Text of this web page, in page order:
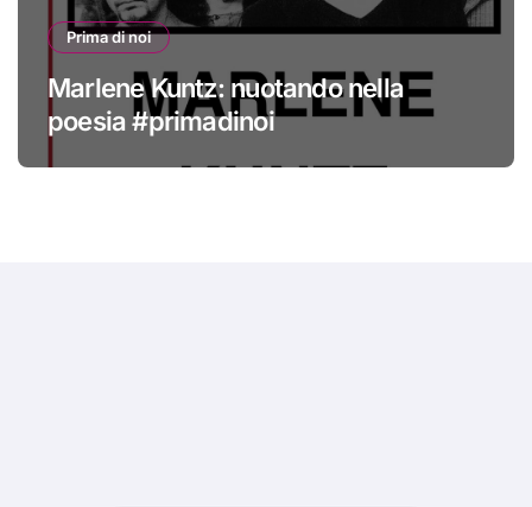
Prima di noi
Marlene Kuntz: nuotando nella
poesia #primadinoi